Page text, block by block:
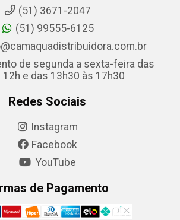
(51) 3671-2047
(51) 99555-6125
de segunda a sexta-feira das
12h e das 13h30 às 17h30
Redes Sociais
Instagram
Facebook
YouTube
de Pagamento